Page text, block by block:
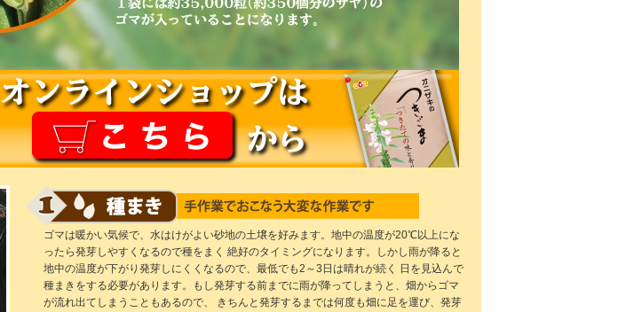
ゴマは暖かい気候で、水はけがよい砂地の土壌を好みます。地中の温度が20℃以上にな
ったら発芽しやすくなるので種をまく 絶好のタイミングになります。しかし雨が降ると
地中の温度が下がり発芽しにくくなるので、最低でも2～3日は晴れが続く 日を見込んで
種まきをする必要があります。もし発芽する前までに雨が降ってしまうと、畑からゴマ
が流れ出てしまうこともあるので、 きちんと発芽するまでは何度も畑に足を運び、発芽